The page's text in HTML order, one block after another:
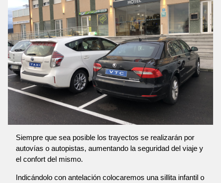
Siempre que sea posible los trayectos se realizarán por
autovías o autopistas, aumentando la seguridad del viaje y
el confort del mismo.
Indicándolo con antelación colocaremos una sillita infantil o